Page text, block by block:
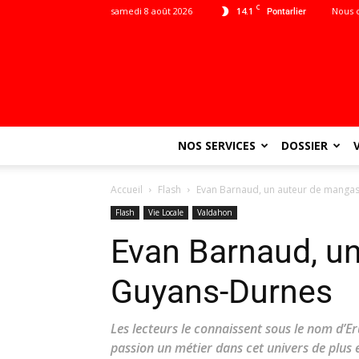
14.1 C Pontarlier
samedi 8 août 2026 Nous
NOS SERVICES DOSSIER
Accueil Flash Evan Barnaud, un auteur de
Flash Vie Locale Valdahon
Evan Barnaud,
Guyans-Durnes
Les lecteurs le connaissent sous le nom
passion un métier dans cet univers de